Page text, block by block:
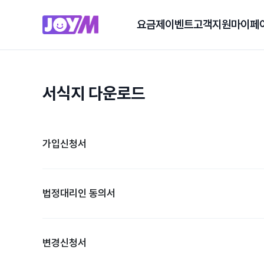
요금제 이벤트고객지원마이페
서식지 다운로드
가입신청서
법정대리인 동의서
변경신청서